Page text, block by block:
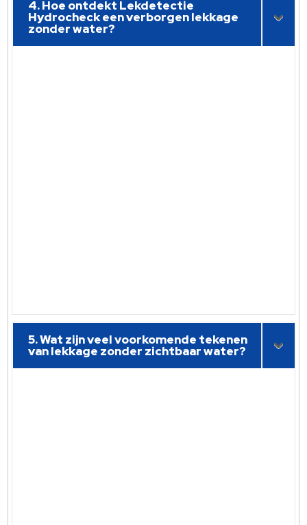
4. Hoe ontdekt Lekdetectie
Hydrocheck een verborgen lekkage
zonder water?
5. Wat zijn veel voorkomende tekenen
van lekkage zonder zichtbaar water?